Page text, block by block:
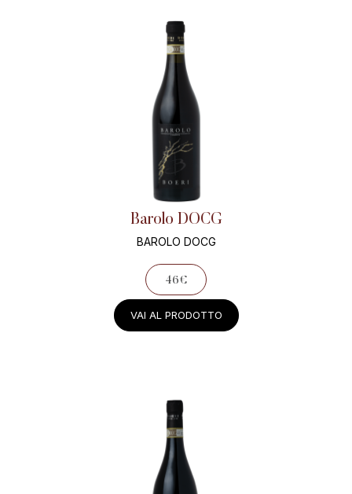
CONTATTI
Barolo DOCG
BAROLO DOCG
46€
VAI AL PRODOTTO